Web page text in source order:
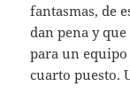
fantasmas, de
dan pena y
para un
cuarto